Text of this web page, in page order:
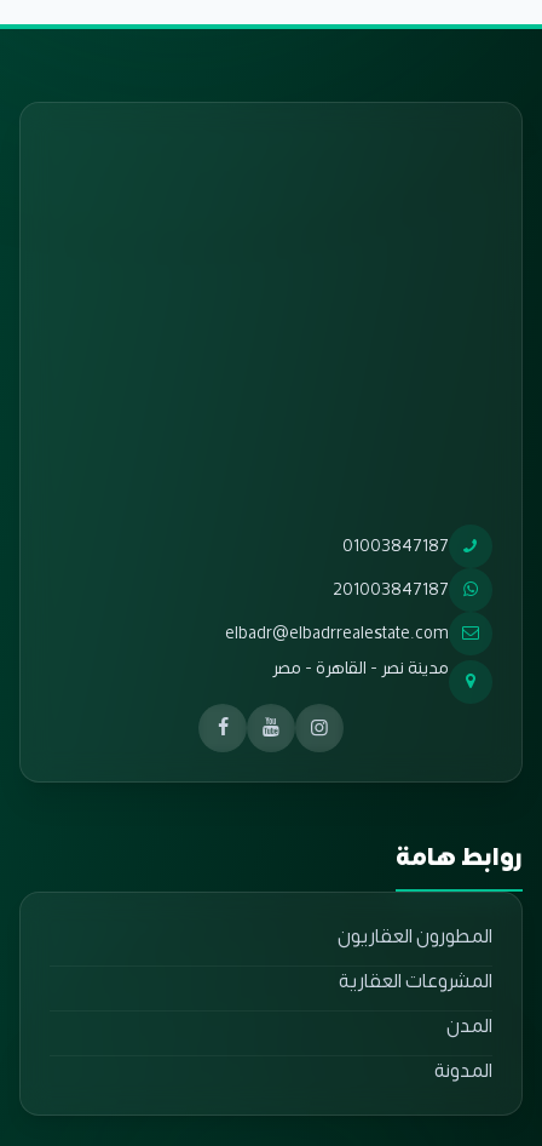
01003847187
201003847187
elbadr@elbadrrealestate.com
مدينة نصر - القاهرة - مصر
روابط هامة
المطورون العقاريون
المشروعات العقارية
المدن
المدونة